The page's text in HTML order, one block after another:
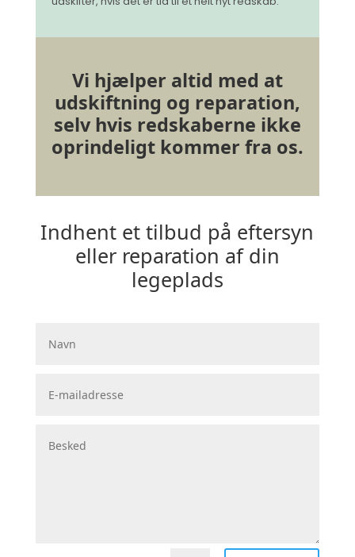
Vi hjælper altid med at
udskiftning og reparation,
selv hvis redskaberne ikke
oprindeligt kommer fra os.
Indhent et tilbud på eftersyn
eller reparation af din
legeplads